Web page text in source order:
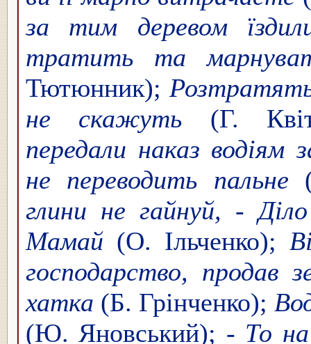
за тим деревом
тратить та
Тютюнник);
не скажуть (Г.
передали наказ
не переводить пальне
глини не гайнуй, -
Мамай (О. Ільченко);
господарство, продав
хатка (Б. Грінченко);
(Ю. Яновський); - То